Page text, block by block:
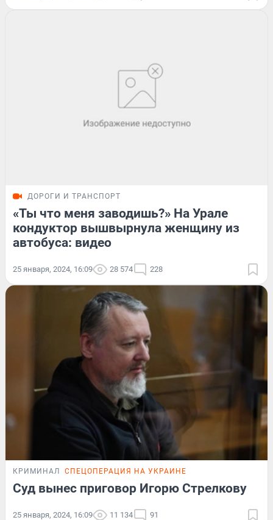
ДОРОГИ И ТРАНСПОРТ
«Ты что меня заводишь?» На Урале
кондуктор вышвырнула женщину из
автобуса: видео
25 января, 2024, 16:09 28 574 228
КРИМИНАЛ СПЕЦОПЕРАЦИЯ НА УКРАИНЕ
Суд вынес приговор Игорю Стрелкову
25 января, 2024, 16:09 11 134 91